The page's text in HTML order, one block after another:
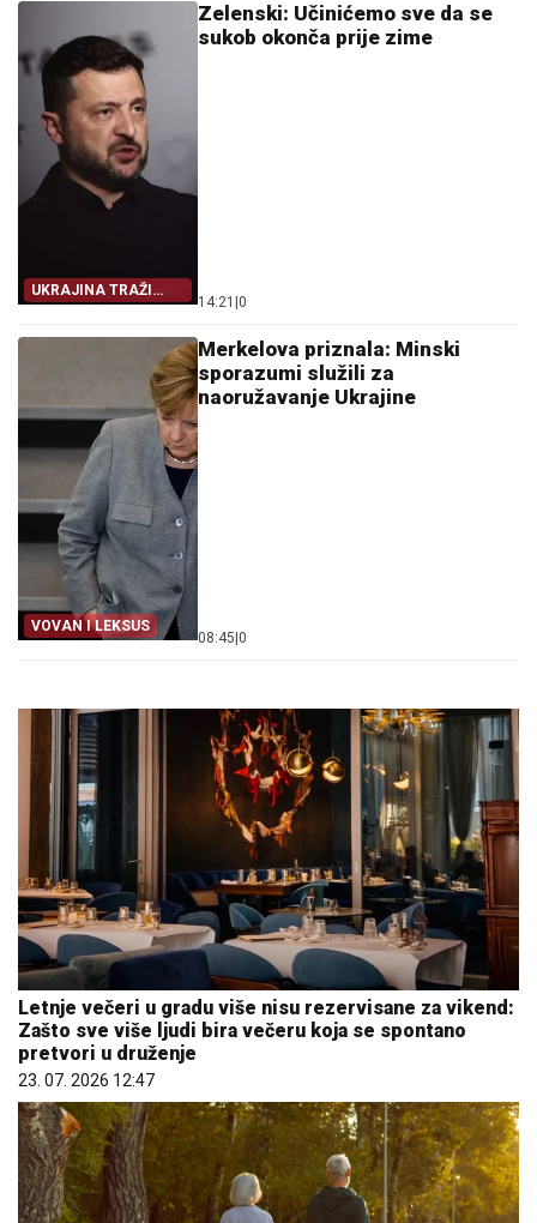
UKRAJINA TRAŽI
IZLAZ
Zelenski: Učinićemo sve da se
sukob okonča prije zime
14:21 0
VOVAN I LEKSUS
Merkelova priznala: Minski
sporazumi služili za
naoružavanje Ukrajine
08:45 0
Letnje večeri u gradu više nisu rezervisane za vikend:
Zašto sve više ljudi bira večeru koja se spontano
pretvori u druženje
23. 07. 2026 12:47